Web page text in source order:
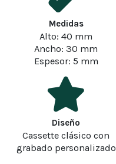
Medidas
Alto: 40 mm
Ancho: 30 mm
Espesor: 5 mm
Diseño
Cassette clásico con
grabado personalizado